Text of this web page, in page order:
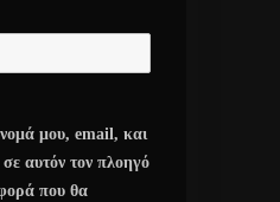
μου, email, και
αυτόν τον πλοηγό
που θα